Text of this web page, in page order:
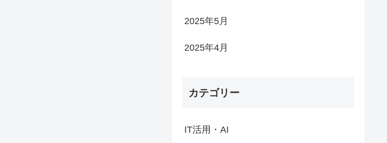
2025年5月
2025年4月
カテゴリー
IT活用・AI